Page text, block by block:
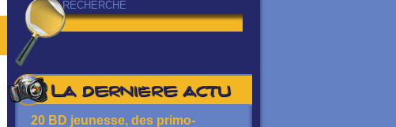
La dernière actu
20 BD jeunesse, des primo-